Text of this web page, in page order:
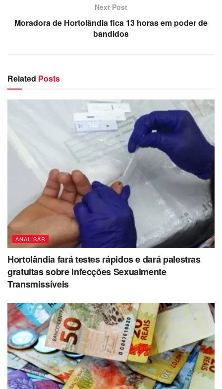
Next Post
Moradora de Hortolândia fica 13 horas em poder de
bandidos
Related Posts
ANALISAR
Hortolândia fará testes rápidos e dará palestras
gratuitas sobre Infecções Sexualmente
Transmissíveis